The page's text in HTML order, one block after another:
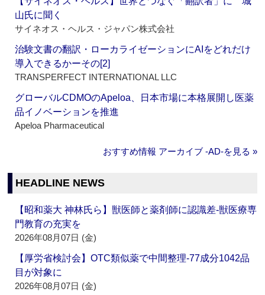
山氏に聞く
サイネオス・ヘルス・ジャパン株式会社
治験文書の翻訳・ローカライゼーションにAIをどれだけ
導入できるかーその[2]
TRANSPERFECT INTERNATIONAL LLC
グローバルCDMOのApeloa、日本市場に本格展開し医薬
品イノベーションを推進
Apeloa Pharmaceutical
おすすめ情報 アーカイブ ‐AD‐を見る »
HEADLINE NEWS
【昭和薬大 神林氏ら】獣医師と薬剤師に認識差‐獣医療専
門教育の充実を
2026年08月07日 (金)
【厚労省検討会】OTC類似薬で中間整理‐77成分1042品
目が対象に
2026年08月07日 (金)